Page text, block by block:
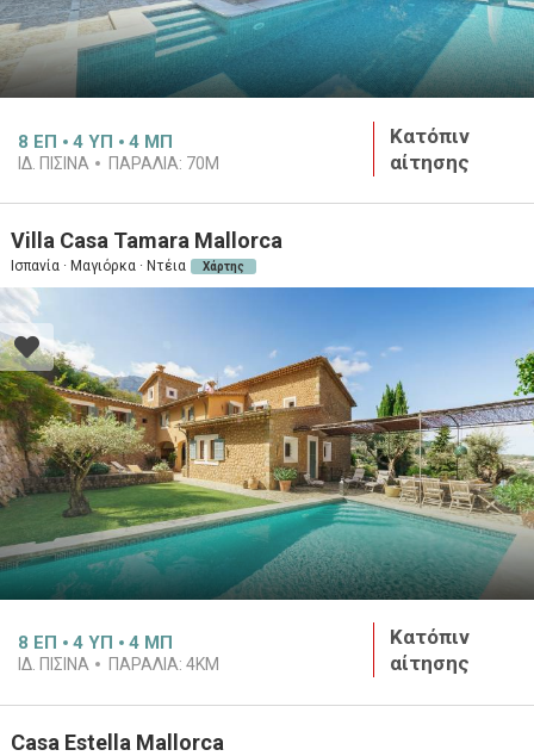
8 ΕΠ 4 ΥΠ 4 ΜΠ
ΙΔ. ΠΙΣΊΝΑ ΠΑΡΑΛΊΑ: 70M
Κατόπιν
αίτησης
Villa Casa Tamara Mallorca
Ισπανία · Μαγιόρκα · Ντέια Χάρτης
8 ΕΠ 4 ΥΠ 4 ΜΠ
ΙΔ. ΠΙΣΊΝΑ ΠΑΡΑΛΊΑ: 4KM
Κατόπιν
αίτησης
Casa Estella Mallorca